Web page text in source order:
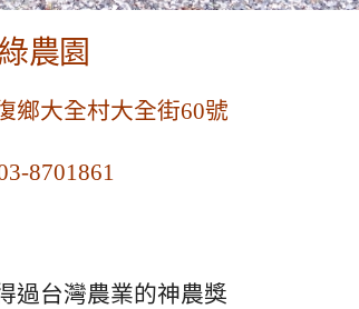
農園
鄉大全村大全街60號
8701861
過台灣農業的神農獎